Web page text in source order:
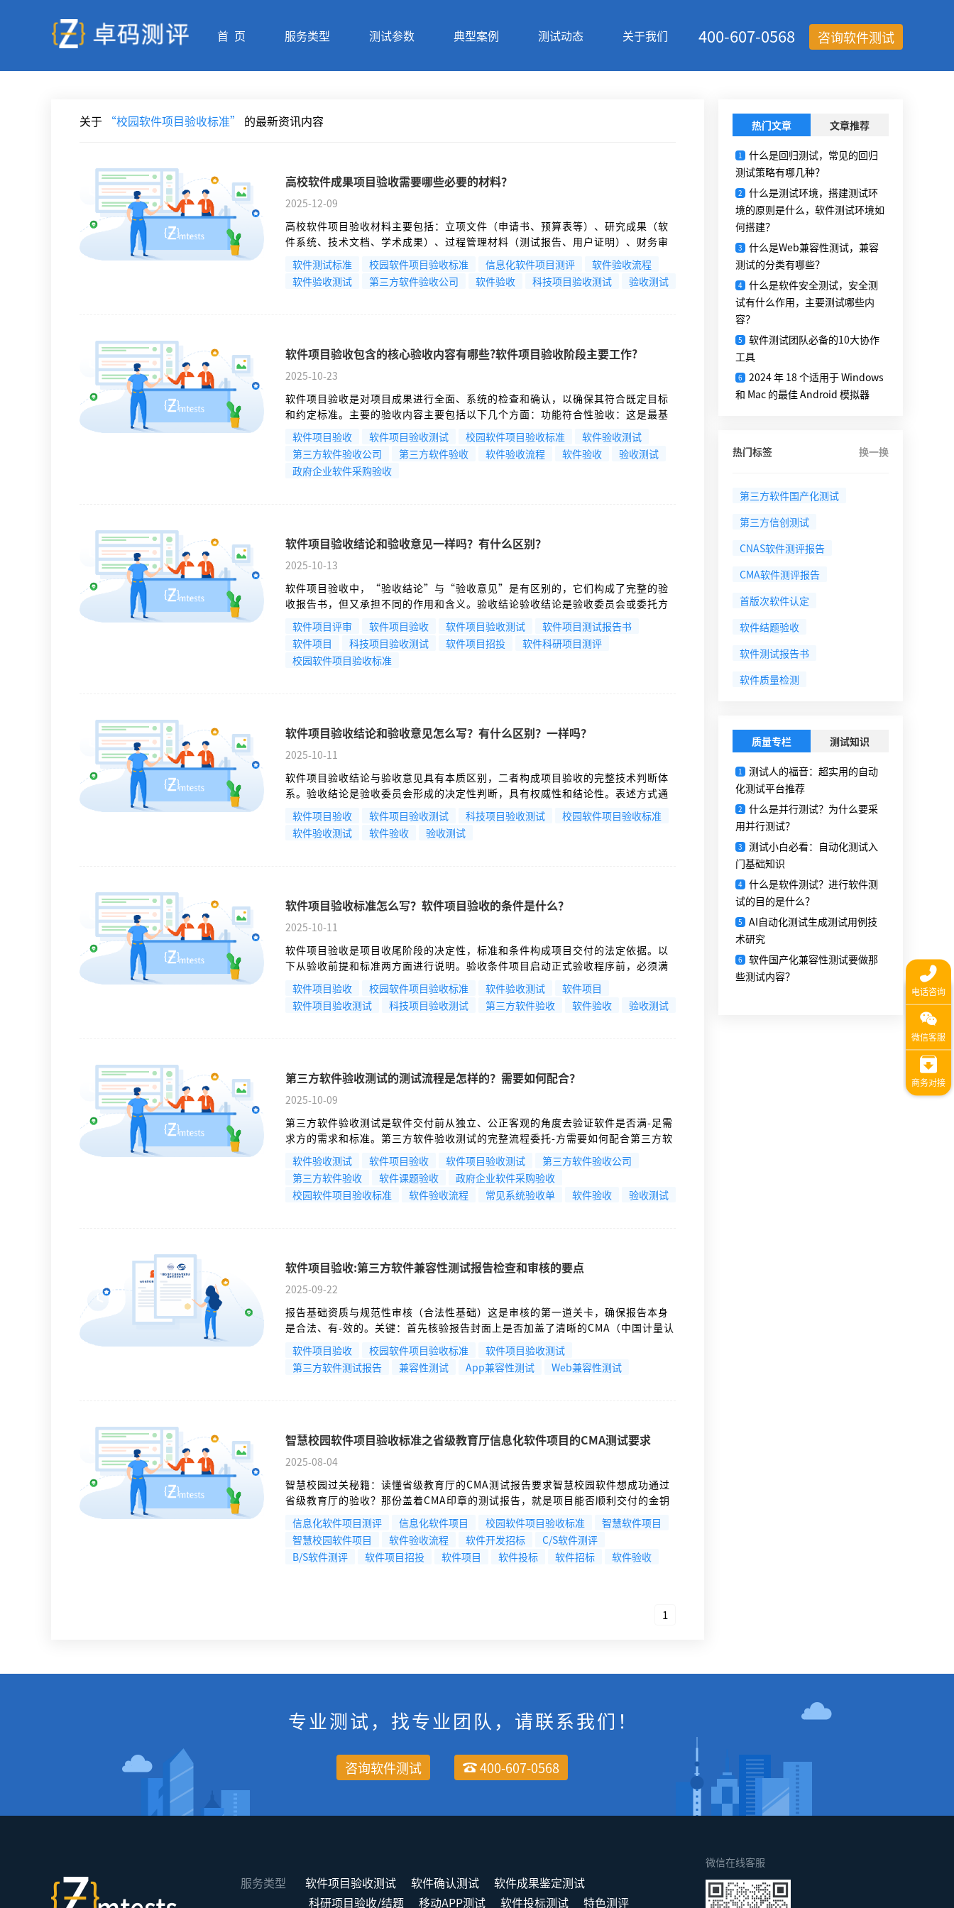
首 页 服务类型 测试参数 典型案例 测试动态 关于我们 咨询软件测试
400-607-0568
关于 “校园软件项目验收标准” 的最新资讯内容
高校软件成果项目验收需要哪些必要的材料？
2025-12-09
高校软件项目验收材料主要包括：立项文件（申请书、预算表等）、研究成果（软
件系统、技术文档、学术成果）、过程管理材料（测试报告、用户证明）、财务审
计材料（决算表、审计报告）及验收申请文件。不同级别项目要求存在差异，建议
提前查阅主管部门最新验收通知。验收过程通常包括材料审核、现场演示和专家答
辩等
软件测试标准 校园软件项目验收标准 信息化软件项目测评
软件验收流程
软件验收测试
第三方软件验收公司 软件验收 科技项目验收测试 验收测试
软件项目验收包含的核心验收内容有哪些?软件项目验收阶段主要工作?
2025-10-23
软件项目验收是对项目成果进行全面、系统的检查和确认，以确保其符合既定目标
和约定标准。主要的验收内容主要包括以下几个方面：功能符合性验收：这是最基
础也是最重要的环节。主要检查软件的各项功能是否和合同、需求规格说明书中所
明确的需求完全一致。验收方会依据预先准备好的测试用例，对每个功能点进行逐
一验证，确保其正确实现、运行稳定，能够满足业务操作的基本要求。
软件项目验收 软件项目验收测试 校园软件项目验收标准
软件验收测试
第三方软件验收公司
第三方软件验收 软件验收流程 软件验收
验收测试
政府企业软件采购验收
软件项目验收结论和验收意见一样吗？有什么区别？
2025-10-13
软件项目验收中，“验收结论”与“验收意见”是有区别的，它们构成了完整的验
收报告书，但又承担不同的作用和含义。验收结论验收结论是验收委员会或委托方
在审查所有测试报告、文档并听取各方汇报后，对项目做出的终极的、总结性的判
定。
软件项目评审 软件项目验收 软件项目验收测试
软件项目测试报告书
软件项目
科技项目验收测试 软件项目招投
软件科研项目测评
校园软件项目验收标准
软件项目验收结论和验收意见怎么写？有什么区别？一样吗？
2025-10-11
软件项目验收结论与验收意见具有本质区别，二者构成项目验收的完整技术判断体
系。验收结论是验收委员会形成的决定性判断，具有权威性和结论性。表述方式通
常为三种：通过验收、原则通过验收需补充材料、不通过验收。通过验收表明项目
全面完成合同约定，系统持续稳定运行，文档资料完整规范，同意项目结项。
软件项目验收 软件项目验收测试 科技项目验收测试
校园软件项目验收标准
软件验收测试
软件验收 验收测试
软件项目验收标准怎么写？软件项目验收的条件是什么？
2025-10-11
软件项目验收是项目收尾阶段的决定性，标准和条件构成项目交付的法定依据。以
下从验收前提和标准两方面进行说明。验收条件项目启动正式验收程序前，必须满
足七项基本条件。软件开发工作全部完成，所有功能模块达到需求规格说明书要
求。
软件项目验收 校园软件项目验收标准 软件验收测试
软件项目
软件项目验收测试
科技项目验收测试 第三方软件验收 软件验收 验收测试
第三方软件验收测试的测试流程是怎样的？需要如何配合？
2025-10-09
第三方软件验收测试是软件交付前从独立、公正客观的角度去验证软件是否满-足需
求方的需求和标准。第三方软件验收测试的完整流程委托-方需要如何配合第三方软
件验收测试-的完整专业流-程前-期准备与接洽
软件验收测试 软件项目验收 软件项目验收测试
第三方软件验收公司
第三方软件验收
软件课题验收
政府企业软件采购验收
校园软件项目验收标准
软件验收流程 常见系统验收单 软件验收 验收测试
软件项目验收:第三方软件兼容性测试报告检查和审核的要点
2025-09-22
报告基础资质与规范性审核（合法性基础）这是审核的第一道关卡，确保报告本身
是合法、有-效的。关键：首先核验报告封面上是否加盖了清晰的CMA（中国计量认
证）和/或CNAS（中国合格评定国家认可委员会）标志。
软件项目验收 校园软件项目验收标准
软件项目验收测试
第三方软件测试报告
兼容性测试 App兼容性测试 Web兼容性测试
智慧校园软件项目验收标准之省级教育厅信息化软件项目的CMA测试要求
2025-08-04
智慧校园过关秘籍：读懂省级教育厅的CMA测试报告要求智慧校园软件想成功通过
省级教育厅的验收？那份盖着CMA印章的测试报告，就是项目能否顺利交付的金钥
匙。省级层面对教育信息化项目的质量把关极其严格，没有这份由权威机构出具的
CMA测试报告，项目验收的大门基本是关着的。这不仅仅是技术达标的问题，更是
关乎全省教育数据安全、系统稳定运行和财政资金规范使用的核心凭证。
信息化软件项目测评 信息化软件项目 校园软件项目验收标准
智慧软件项目
智慧校园软件项目
软件验收流程 软件开发招标
C/S软件测评
B/S软件测评
软件项目招投 软件项目 软件投标 软件招标 软件验收
1
热门文章 文章推荐
1
什么是回归测试，常见的回归
测试策略有哪几种？
2
什么是测试环境，搭建测试环
境的原则是什么，软件测试环境如
何搭建？
3
什么是Web兼容性测试，兼容
测试的分类有哪些？
4 什么是软件安全测试，安全测
试有什么作用，主要测试哪些内
容？
5
软件测试团队必备的10大协作
工具
6
2024 年 18 个适用于 Windows
和 Mac 的最佳 Android 模拟器
热门标签 换一换
第三方软件国产化测试
第三方信创测试
CNAS软件测评报告
CMA软件测评报告
首版次软件认定
软件结题验收
软件测试报告书
软件质量检测
质量专栏 测试知识
1
测试人的福音：超实用的自动
化测试平台推荐
2
什么是并行测试？为什么要采
用并行测试？
3
测试小白必看：自动化测试入
门基础知识
4 什么是软件测试？进行软件测
试的目的是什么？
5
AI自动化测试生成测试用例技
术研究
6
软件国产化兼容性测试要做那
些测试内容？
专业测试，找专业团队，请联系我们！
咨询软件测试 400-607-0568
服务类型 软件项目验收测试 软件确认测试
软件成果鉴定测试
科研项目验收/结题
移动APP测试 软件投标测试 特色测评
微信在线客服